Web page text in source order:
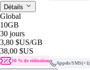
Détails
Global
10GB
30 jours
3,80 $US/GB
38,00 $US
10 % de réduction Appels/SMS(+1)